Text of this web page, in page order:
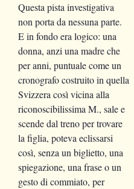
Questa pista investigativa
non porta da nessuna parte.
E in fondo era logico: una
donna, anzi una madre che
per anni, puntuale come un
cronografo costruito in quella
Svizzera così vicina alla
riconoscibilissima M., sale e
scende dal treno per trovare
la figlia, poteva eclissarsi
così, senza un biglietto, una
spiegazione, una frase o un
gesto di commiato, per